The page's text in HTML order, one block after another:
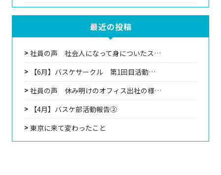
最近の投稿
社員の声 社会人になって身についたス…
【6月】バスケサークル 第1回目活動…
社員の声 休み明けのオフィス出社の様…
【4月】バスケ部活動報告②
東京に来て変わったこと